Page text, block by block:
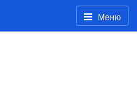
Меню